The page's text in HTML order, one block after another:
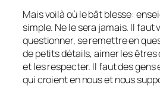
Mais voilà où le bât blesse:
simple. Ne le sera jamais. Il faut
questionner, se remettre en
de petits détails, aimer les
et les respecter. Il faut des
qui croient en nous et nous